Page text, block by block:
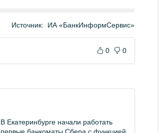
Источник: ИА «БанкИнформСервис»
0 0
В Екатеринбурге начали работать